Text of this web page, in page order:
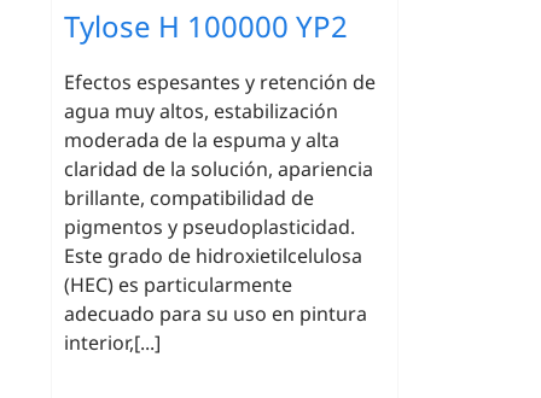
Tylose H 100000 YP2
Efectos espesantes y retención de
agua muy altos, estabilización
moderada de la espuma y alta
claridad de la solución, apariencia
brillante, compatibilidad de
pigmentos y pseudoplasticidad.
Este grado de hidroxietilcelulosa
(HEC) es particularmente
adecuado para su uso en pintura
interior,[...]